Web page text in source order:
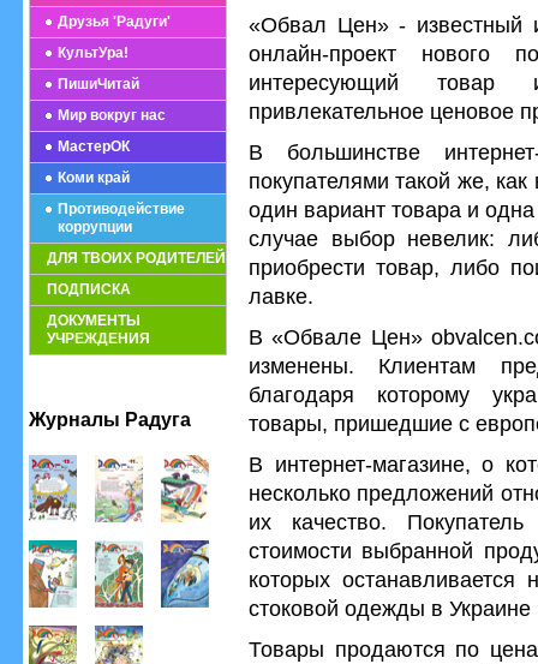
Друзья 'Радуги'
КультУра!
ПишиЧитай
Мир вокруг нас
МастерОК
Коми край
Противодействие
коррупции
ДЛЯ ТВОИХ РОДИТЕЛЕЙ
ПОДПИСКА
ДОКУМЕНТЫ
УЧРЕЖДЕНИЯ
Журналы Радуга
«Обвал Цен» - известный
онлайн-проект нового
интересующий
привлекательное ценовое
В большинстве
покупателями такой же,
один вариант товара и
случае выбор невелик:
приобрести товар, либо
лавке.
В «Обвале Цен»
изменены. Клиентам
благодаря которому
товары, пришедшие с
В интернет-магазине, о
несколько предложений
их качество.
стоимости выбранной
которых
стоковой одежды в Украине
Товары продаются по